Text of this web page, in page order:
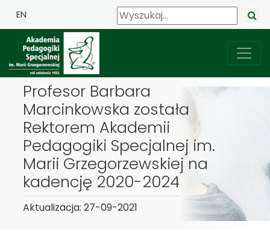
EN
Profesor Barbara
Marcinkowska została
Rektorem Akademii
Pedagogiki Specjalnej im.
Marii Grzegorzewskiej na
kadencję 2020-2024
Aktualizacja: 27-09-2021